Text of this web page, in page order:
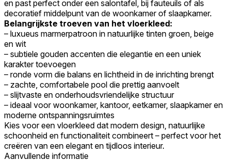
en past perfect onder een salontafel, bij fauteuils of als
decoratief middelpunt van de woonkamer of slaapkamer.
Belangrijkste troeven van het vloerkleed:
– luxueus marmerpatroon in natuurlijke tinten groen, beige
en wit
– subtiele gouden accenten die elegantie en een uniek
karakter toevoegen
– ronde vorm die balans en lichtheid in de inrichting brengt
– zachte, comfortabele pool die prettig aanvoelt
– slijtvaste en onderhoudsvriendelijke structuur
– ideaal voor woonkamer, kantoor, eetkamer, slaapkamer en
moderne ontspanningsruimtes
Kies voor een vloerkleed dat modern design, natuurlijke
schoonheid en functionaliteit combineert – perfect voor het
creëren van een elegant en tijdloos interieur.
Aanvullende informatie